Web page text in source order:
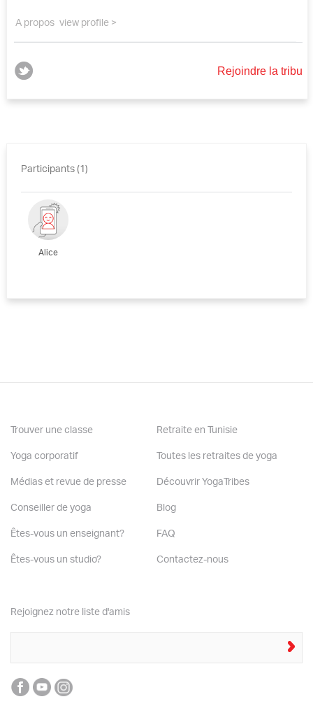
A propos view profile >
Rejoindre la tribu
Participants (1)
Alice
Trouver une classe
Yoga corporatif
Médias et revue de presse
Conseiller de yoga
Êtes-vous un enseignant?
Êtes-vous un studio?
Retraite en Tunisie
Toutes les retraites de yoga
Découvrir YogaTribes
Blog
FAQ
Contactez-nous
Rejoignez notre liste d'amis